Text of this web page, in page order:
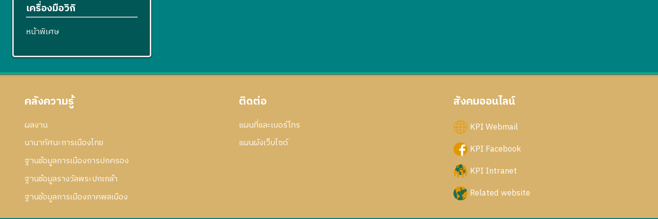
เครื่องมือวิกิ
หน้าพิเศษ
คลังความรู้
ผลงาน
นานาทัศนะการเมืองไทย
ฐานข้อมูลการเมืองการปกครอง
ฐานข้อมูลรางวัลพระปกเกล้า
ฐานข้อมูลการเมืองภาคพลเมือง
ติดต่อ
แผนที่และเบอร์โทร
แผนผังเว็บไซด์
สังคมออนไลน์
KPI Webmail
KPI Facebook
KPI Intranet
Related website